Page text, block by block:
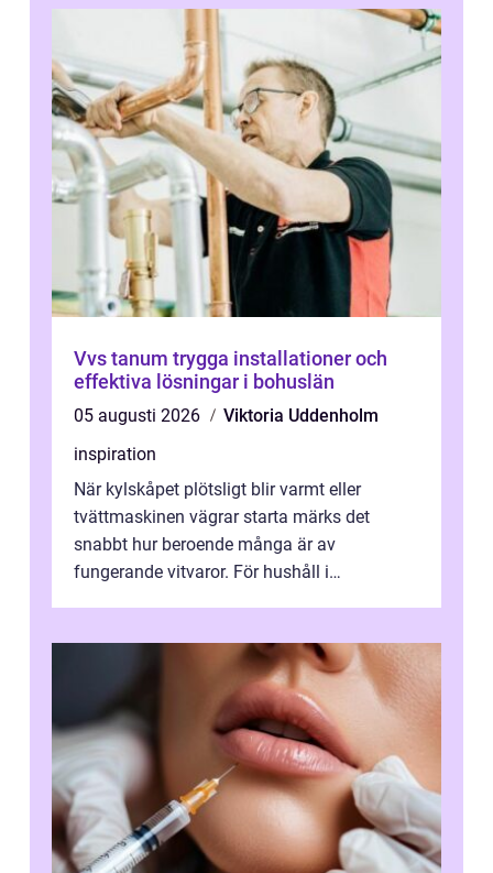
Vvs tanum trygga installationer och
effektiva lösningar i bohuslän
05 augusti 2026
Viktoria Uddenholm
inspiration
När kylskåpet plötsligt blir varmt eller
tvättmaskinen vägrar starta märks det
snabbt hur beroende många är av
fungerande vitvaror. För hushåll i